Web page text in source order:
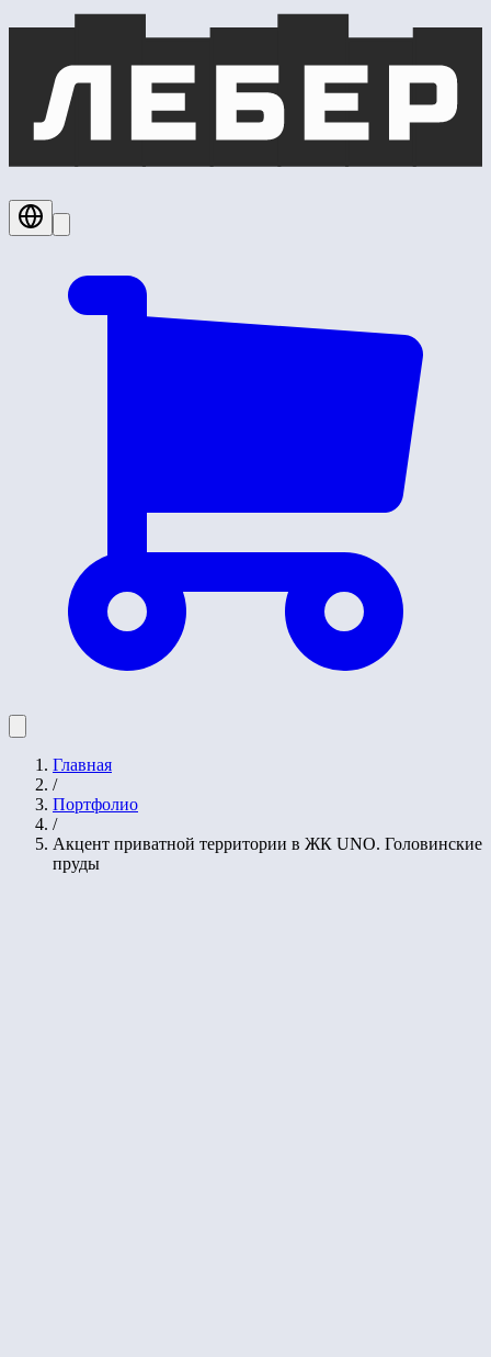
Главная
/
Портфолио
/
Акцент приватной территории в ЖК UNO. Головинские
пруды